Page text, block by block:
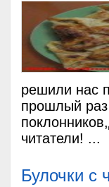
решили нас
прошлый раз
читатели! ...
Булочки с